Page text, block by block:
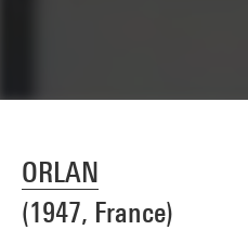
ORLAN
(1947, France)